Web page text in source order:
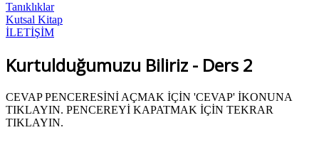
Tanıklıklar
Kutsal Kitap
İLETİŞİM
Kurtulduğumuzu Biliriz - Ders 2
CEVAP PENCERESİNİ AÇMAK İÇİN 'CEVAP' İKONUNA
TIKLAYIN. PENCEREYİ KAPATMAK İÇİN TEKRAR
TIKLAYIN.